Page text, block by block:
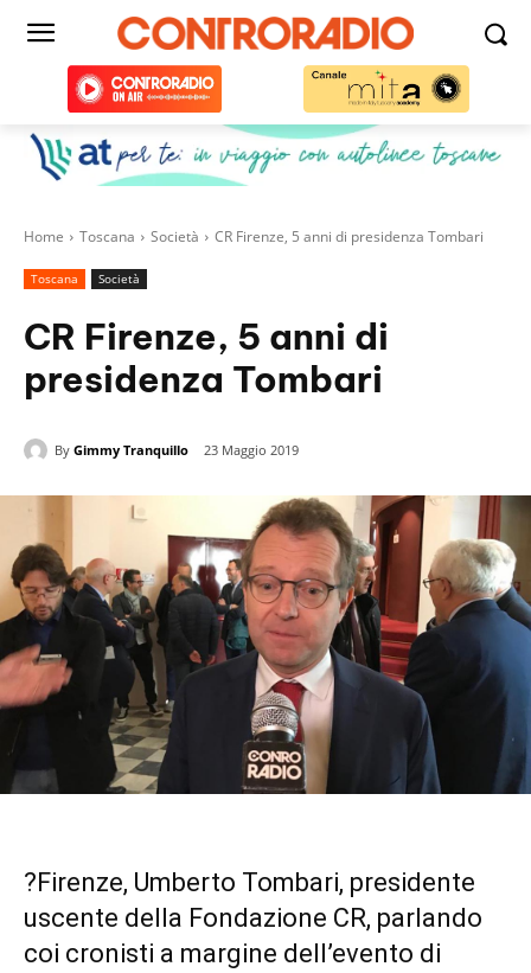
Home Toscana Società CR Firenze, 5 anni di presidenza Tombari
Toscana Società
CR Firenze, 5 anni di
presidenza Tombari
By Gimmy Tranquillo 23 Maggio 2019
?Firenze, Umberto Tombari, presidente
uscente della Fondazione CR, parlando
coi cronisti a margine dell’evento di